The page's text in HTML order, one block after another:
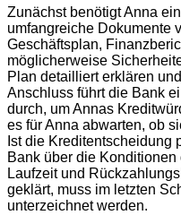
Zunächst benötigt Anna
umfangreiche Dokumente
Geschäftsplan,
möglicherweise
Plan detailliert erklären
Anschluss führt die Bank
durch, um Annas
es für Anna abwarten, ob
Ist die Kreditentscheidung
Bank über die
Laufzeit und
geklärt, muss im letzten
unterzeichnet werden.